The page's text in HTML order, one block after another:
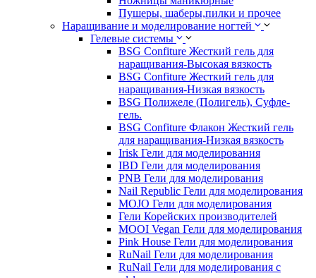
Пушеры, шаберы,пилки и прочее
Наращивание и моделирование ногтей
Гелевые системы
BSG Confiture Жесткий гель для
наращивания-Высокая вязкость
BSG Confiture Жесткий гель для
наращивания-Низкая вязкость
BSG Полижеле (Полигель), Суфле-
гель.
BSG Confiture Флакон Жесткий гель
для наращивания-Низкая вязкость
Irisk Гели для моделирования
IBD Гели для моделирования
PNB Гели для моделирования
Nail Republic Гели для моделирования
MOJO Гели для моделирования
Гели Корейских производителей
MOOI Vegan Гели для моделирования
Pink House Гели для моделирования
RuNail Гели для моделирования
RuNail Гели для моделирования с